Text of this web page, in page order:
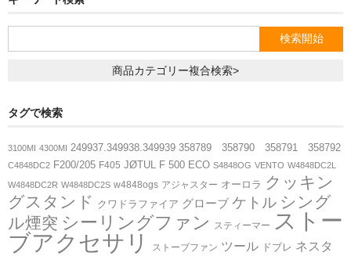
で
商品カテゴリー複合検索>
タグで検索
3100MI 4300MI 249937.349938.349939 358789 358790 358791 358792
C4848DC2 F200/205 F405 JØTUL F 500 ECO S4848OG VENTO W4848DC2L
W4848DC2R W4848DC2S w4848ogs アジャスター オーロラ クッキン
グスタンド クワドラファイア グローブ ケトル シング
ル煙突 シーリングファン スティーマー
ストー
ブアクセサリ
ストーブファン ツール ドブレ ネスタ